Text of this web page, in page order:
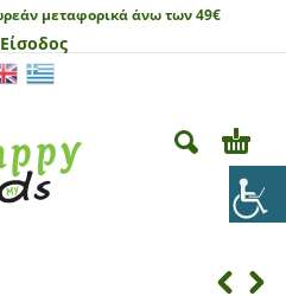
μεταφορικά άνω των 49€
Είσοδος